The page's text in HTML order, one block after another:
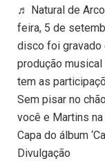
♬ Natural de
feira, 5 de
disco foi gravado
produção
tem as
Sem pisar no
você e Martins
Capa do álbum
Divulgação